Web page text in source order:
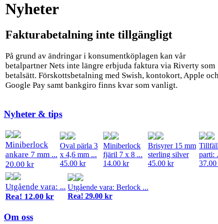
Nyheter
Fakturabetalning inte tillgängligt
På grund av ändringar i konsumentköplagen kan vår
betalpartner Nets inte längre erbjuda faktura via Riverty som
betalsätt. Förskottsbetalning med Swish, kontokort, Apple
Google Pay samt bankgiro finns kvar som vanligt.
Nyheter & tips
Miniberlock
ankare 7 mm ...
20.00 kr
Oval pärla 3
x 4,6 mm ...
45.00 kr
Miniberlock
fjäril 7 x 8 ...
14.00 kr
Brisyrer 15 mm
sterling silver
45.00 kr
parti:
Utgående vara: ...
Rea! 12.00 kr
Utgående vara: Berlock ...
Rea! 29.00 kr
Om oss